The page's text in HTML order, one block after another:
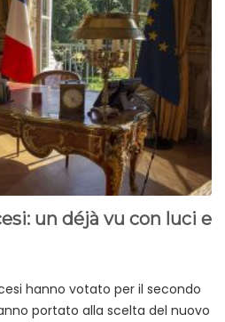
un déjà vu con luci e
hanno votato per il secondo
portato alla scelta del nuovo